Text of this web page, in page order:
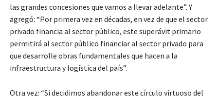
las grandes concesiones que vamos a llevar adelante”. Y
agregó: “Por primera vez en décadas, en vez de que el sector
privado financia al sector público, este superávit primario
permitirá al sector público financiar al sector privado para
que desarrolle obras fundamentales que hacen a la
infraestructura y logística del país”.
Otra vez: “Si decidimos abandonar este círculo virtuoso del